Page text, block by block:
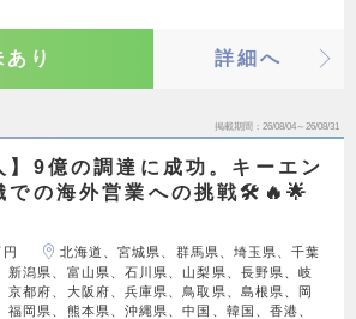
り 詳細へ
掲載期間 26/08/04～26/08/31
】9億の調達に成功。キーエン
での海外営業への挑戦🛠️🔥🌟
北海道、宮城県、群馬県、埼玉県、千葉
新潟県、富山県、石川県、山梨県、長野県、岐
京都府、大阪府、兵庫県、鳥取県、島根県、岡
福岡県、熊本県、沖縄県、中国、韓国、香港、